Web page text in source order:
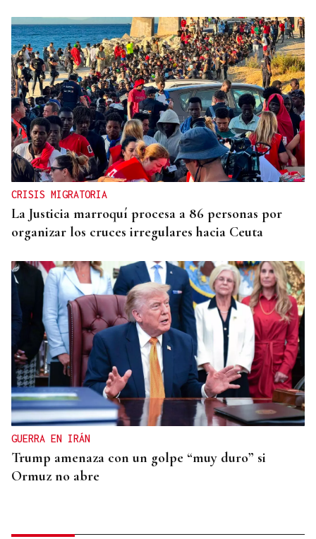
CRISIS MIGRATORIA
La Justicia marroquí procesa a 86 personas por
organizar los cruces irregulares hacia Ceuta
GUERRA EN IRÁN
Trump amenaza con un golpe “muy duro” si
Ormuz no abre